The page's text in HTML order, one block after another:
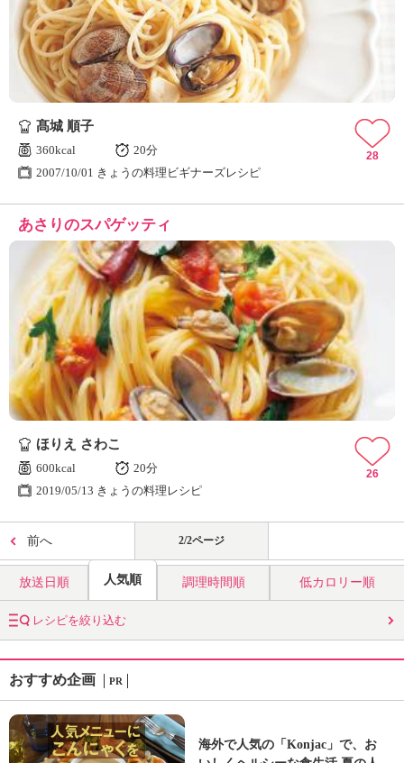
髙城 順子
360kcal
20分
2007/10/01 きょうの料理ビギナーズレシピ
28
あさりのスパゲッティ
ほりえ さわこ
600kcal
20分
2019/05/13 きょうの料理レシピ
26
前へ 2/2ページ
放送日順 人気順 調理時間順 低カロリー順
レシピを絞り込む
おすすめ企画 PR
海外で人気の「Konjac」で、お